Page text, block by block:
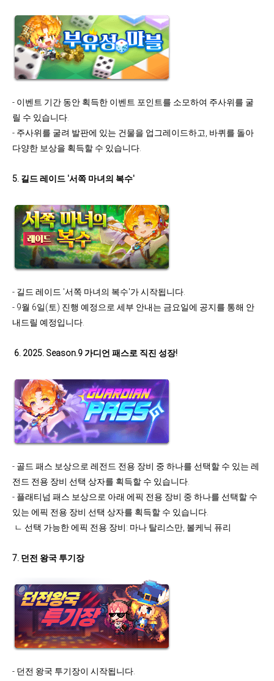
- 이벤트 기간 동안 획득한 이벤트 포인트를 소모하여 주사위를 굴
릴 수 있습니다.
- 주사위를 굴려 발판에 있는 건물을 업그레이드하고, 바퀴를 돌아
다양한 보상을 획득할 수 있습니다.
5. 길드 레이드 '서쪽 마녀의 복수'
- 길드 레이드 '서쪽 마녀의 복수'가 시작됩니다.
- 9월 6일(토) 진행 예정으로 세부 안내는 금요일에 공지를 통해 안
내드릴 예정입니다.
6. 2025. Season.9 가디언 패스로 직진 성장!
- 골드 패스 보상으로 레전드 전용 장비 중 하나를 선택할 수 있는 레
전드 전용 장비 선택 상자를 획득할 수 있습니다.
- 플래티넘 패스 보상으로 아래 에픽 전용 장비 중 하나를 선택할 수
있는 에픽 전용 장비 선택 상자를 획득할 수 있습니다.
ㄴ 선택 가능한 에픽 전용 장비: 마나 탈리스만, 볼케닉 퓨리
7. 던전 왕국 투기장
- 던전 왕국 투기장이 시작됩니다.